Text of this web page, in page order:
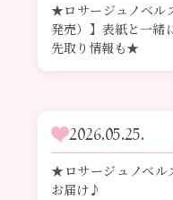
★ロサージュノベル
発売）】表紙と一
先取り情報も★
2026.05.25.
★ロサージュノベル
お届け♪